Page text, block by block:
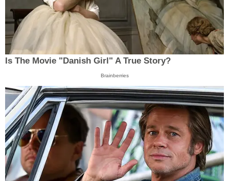
Is The Movie "Danish Girl" A True Story?
Brainberries